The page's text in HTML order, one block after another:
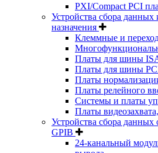
PXI/Compact PCI
Устройства сбора
назначения
Клеммные и
Платы для шины
Платы для шины
Платы
Платы релейного
Системы и платы
Платы
Устройства сбора
GPIB
24-канальный